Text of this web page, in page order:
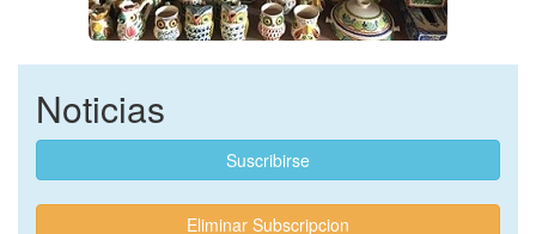
Noticias
Suscribirse
Eliminar Subscripcion